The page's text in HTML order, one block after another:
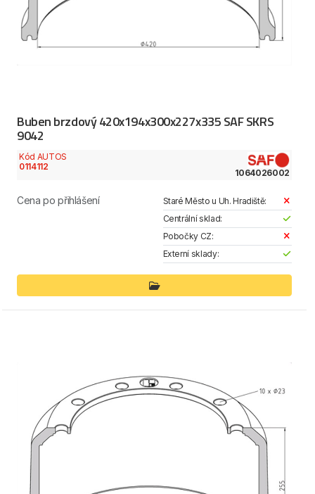
Buben brzdový 420x194x300x227x335 SAF SKRS
9042
Kód AUTOS
0114112
1064026002
Cena po přihlášení
Staré Město u Uh. Hradiště:
Centrální sklad:
Pobočky CZ:
Externí sklady: